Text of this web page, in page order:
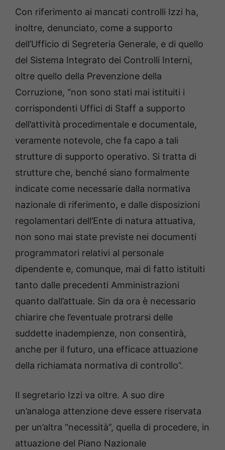
Con riferimento ai mancati controlli Izzi ha,
inoltre, denunciato, come a supporto
dell’Ufficio di Segreteria Generale, e di quello
del Sistema Integrato dei Controlli Interni,
oltre quello della Prevenzione della
Corruzione, “non sono stati mai istituiti i
corrispondenti Uffici di Staff a supporto
dell’attività procedimentale e documentale,
veramente notevole, che fa capo a tali
strutture di supporto operativo. Si tratta di
strutture che, benché siano formalmente
indicate come necessarie dalla normativa
nazionale di riferimento, e dalle disposizioni
regolamentari dell’Ente di natura attuativa,
non sono mai state previste nei documenti
programmatori relativi al personale
dipendente e, comunque, mai di fatto istituiti
tanto dalle precedenti Amministrazioni
quanto dall’attuale. Sin da ora è necessario
chiarire che l’eventuale protrarsi delle
suddette inadempienze, non consentirà,
anche per il futuro, una efficace attuazione
della richiamata normativa di controllo”.
Il segretario Izzi va oltre. A suo dire
un’analoga attenzione deve essere riservata
per un’altra “necessità”, quella di procedere, in
attuazione del Piano Nazionale